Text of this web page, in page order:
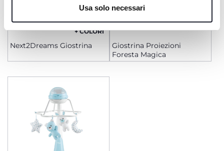
Usa solo necessari
+ COLORI
Next2Dreams Giostrina
Giostrina Proiezioni
Foresta Magica